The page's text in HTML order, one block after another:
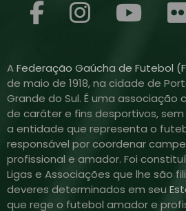
AFederação Gaúcha de Futebol
de maio de 1918, na cidade de
Grande do Sul. É uma associação
de caráter e fins desportivos, sem
a entidade que representa o
responsável por coordenar
profissional e amador. Foi
Ligas e Associações que lhe são
deveres determinados em seu
que rege o futebol amador e